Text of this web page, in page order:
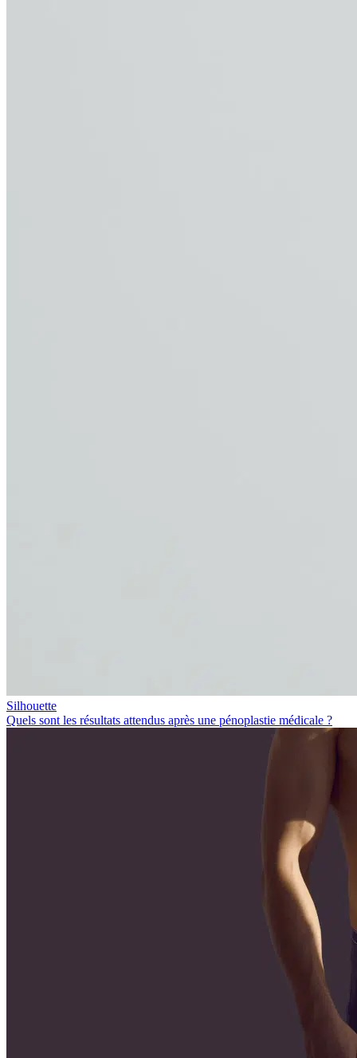
Silhouette
Quels sont les résultats attendus après une pénoplastie médicale ?